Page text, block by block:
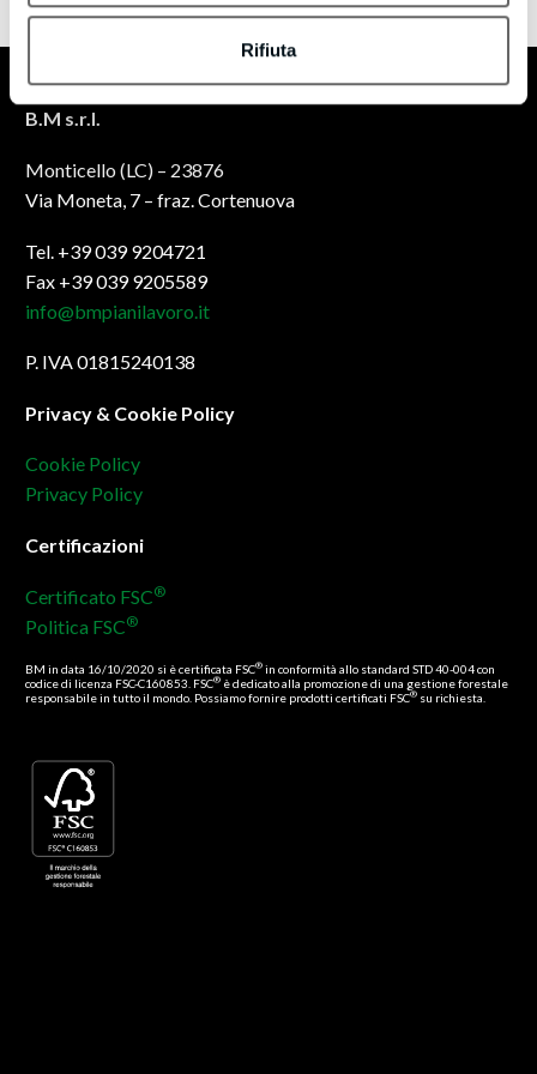
Rifiuta
B.M s.r.l.
Monticello (LC) – 23876
Via Moneta, 7 – fraz. Cortenuova
Tel. +39 039 9204721
Fax +39 039 9205589
info@bmpianilavoro.it
P. IVA 01815240138
Privacy & Cookie Policy
Cookie Policy
Privacy Policy
Certificazioni
Certificato FSC®
Politica FSC®
BM in data 16/10/2020 si è certificata FSC® in conformità allo standard STD 40-004 con
codice di licenza FSC-C160853. FSC® è dedicato alla promozione di una gestione forestale
responsabile in tutto il mondo. Possiamo fornire prodotti certificati FSC® su richiesta.